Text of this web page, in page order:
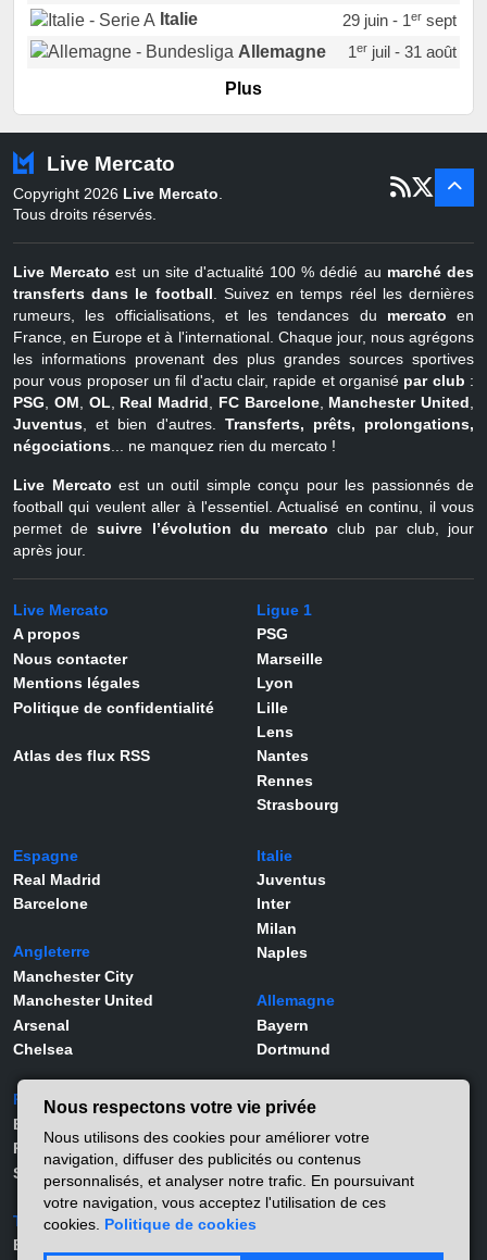
Italie
29 juin - 1ersept
Allemagne
1erjuil - 31 août
Portugal
Pays-Bas
22 juin - 2 sept
Belgique
juil - 31
Plus
Live Mercato
Copyright 2026 Live Mercato
Tous droits réservés.
Live Mercato est un site d'actualité 100 % dédié au marché des
transferts dans le football . Suivez en temps réel les dernières
rumeurs, les officialisations, et les tendances du mercato en
France, en Europe et à l'international. Chaque jour, nous agrégons
les informations provenant des plus grandes sources sportives
pour vous proposer un fil d'actu clair, rapide et organisé par club :
PSG
OM OL Real Madrid FC Barcelone, Manchester United
Juventus , et bien d'autres. Transferts, prêts, prolongations,
négociations ... ne manquez rien du mercato !
Live Mercato est un outil simple conçu pour les passionnés de
football qui veulent aller à l'essentiel. Actualisé en continu, il vous
permet desuivre l’évolution du mercato club par club, jour
après jour.
Live Mercato
A propos
Nous contacter
Mentions légales
Politique de confidentialité
Atlas des flux RSS
Ligue 1
PSG
Marseille
Lyon
Lille
Lens
Nantes
Rennes
Strasbourg
Espagne
Real Madrid
Barcelone
Angleterre
Manchester City
Manchester United
Arsenal
Chelsea
Italie
Juventus
Inter
Milan
Naples
Allemagne
Bayern
Dortmund
Portugal
Benfica
Porto
Sporting
Turquie
Besiktas
Joueurs
Lamine Yamal
Rodrygo
Vinicius Jr
Nous respectons votre vie privée
Nous utilisons des cookies pour améliorer votre
navigation, diffuser des publicités ou contenus
personnalisés, et analyser notre trafic. En poursuivant
votre navigation, vous acceptez l'utilisation de ces
cookies. Politique de cookies